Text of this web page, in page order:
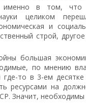
именно в том, что
целиком
и
строй,
большая
по мнению
где-то в 3-ем
ресурсами на
Значит,